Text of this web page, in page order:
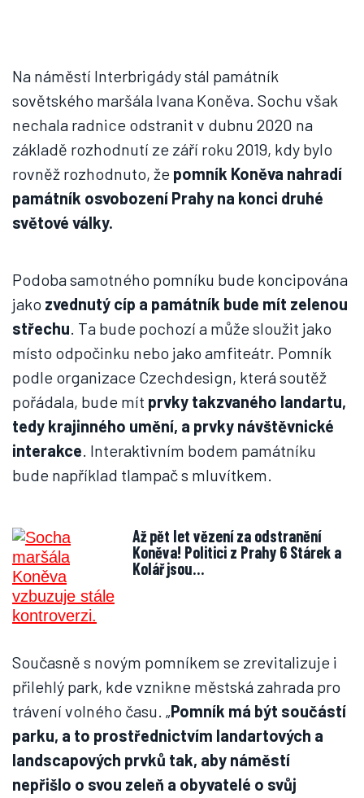
Na náměstí Interbrigády stál památník
sovětského maršála Ivana Koněva. Sochu však
nechala radnice odstranit v dubnu 2020 na
základě rozhodnutí ze září roku 2019, kdy bylo
rovněž rozhodnuto, že pomník Koněva nahradí
památník osvobození Prahy na konci druhé
světové války.
Podoba samotného pomníku bude koncipována
jako zvednutý cíp a památník bude mít zelenou
střechu. Ta bude pochozí a může sloužit jako
místo odpočinku nebo jako amfiteátr. Pomník
podle organizace Czechdesign, která soutěž
pořádala, bude mít prvky takzvaného landartu,
tedy krajinného umění, a prvky návštěvnické
interakce. Interaktivním bodem památníku
bude například tlampač s mluvítkem.
Až pět let vězení za odstranění
Koněva! Politici z Prahy 6 Stárek a
Kolář jsou…
Současně s novým pomníkem se zrevitalizuje i
přilehlý park, kde vznikne městská zahrada pro
trávení volného času. „Pomník má být součástí
parku, a to prostřednictvím landartových a
landscapových prvků tak, aby náměstí
nepřišlo o svou zeleň a obyvatelé o svůj